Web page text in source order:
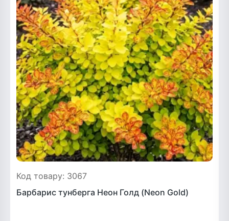
Рослини що в'ються
Гліцинія (Вістерія)
Жимолость декоративна
Плющ
Клематіс
Код товару: 3067
Барбарис тунберга Неон Голд (Neon Gold)